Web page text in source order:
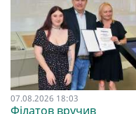
07.08.2026 18:03
Філатов вручив